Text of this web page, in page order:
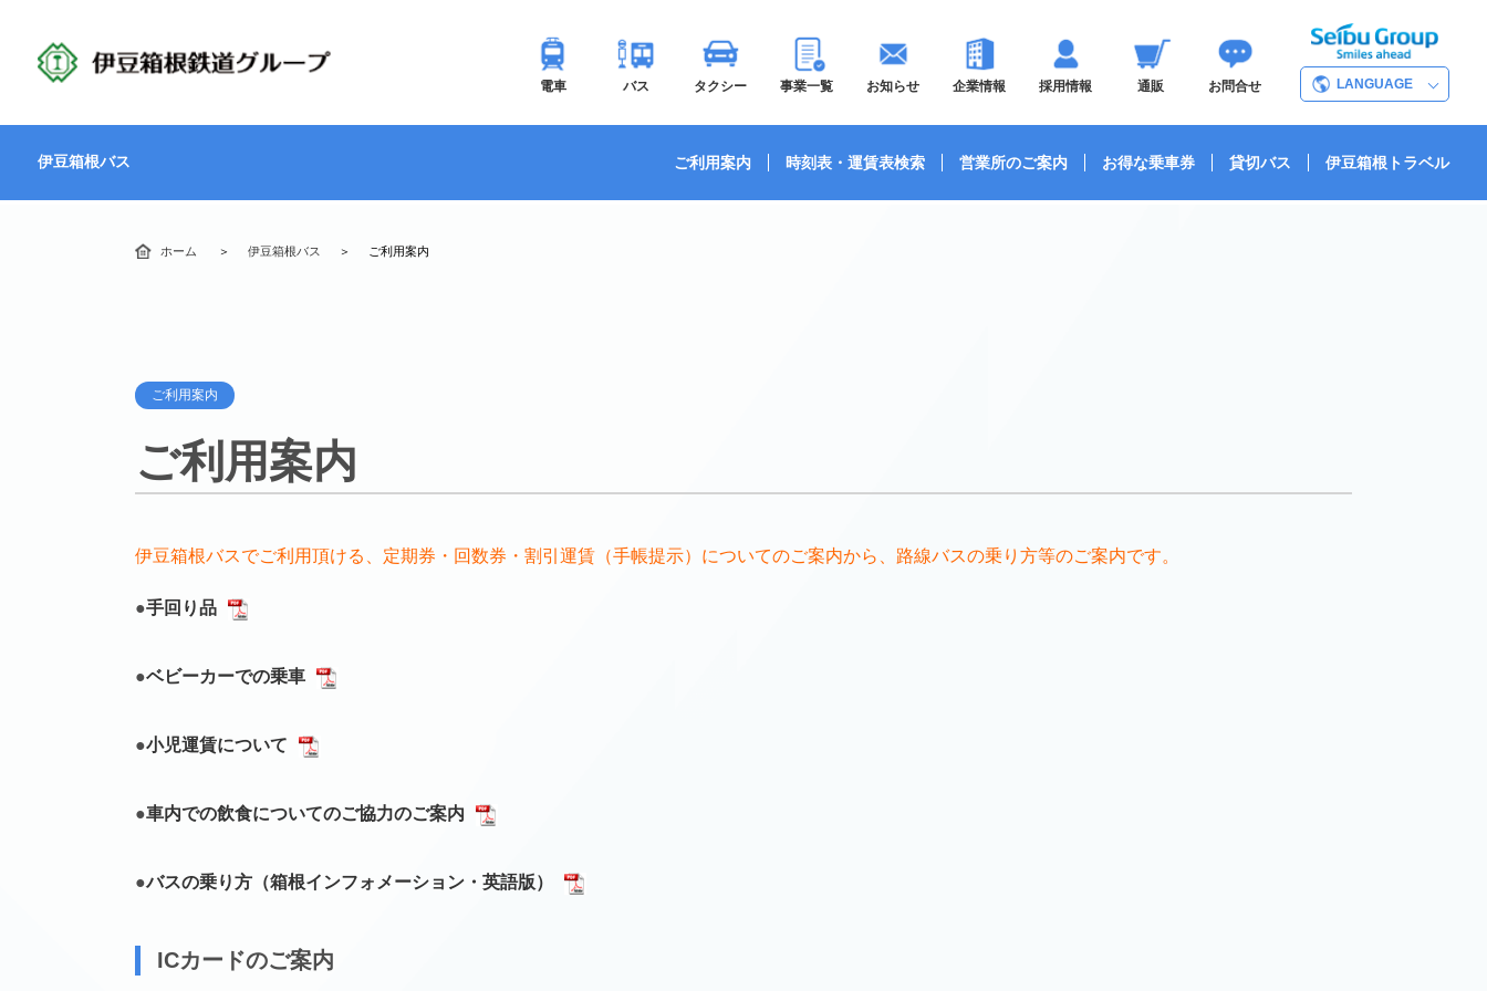
電車 バス タクシー 事業一覧 お知らせ 企業情報 採用情報 通販 お問合せ LANGUAGE
伊豆箱根バス ご利用案内 時刻表・運賃表検索 営業所のご案内 お得な乗車券 貸切バス 伊豆箱根トラベル
ホーム 伊豆箱根バス ご利用案内
ご利用案内
ご利用案内
伊豆箱根バスでご利用頂ける、定期券・回数券・割引運賃（手帳提示）についてのご案内から、路線バスの乗り方等のご案内です。
●手回り品
●ベビーカーでの乗車
●小児運賃について
●車内での飲食についてのご協力のご案内
●バスの乗り方（箱根インフォメーション・英語版）
ICカードのご案内